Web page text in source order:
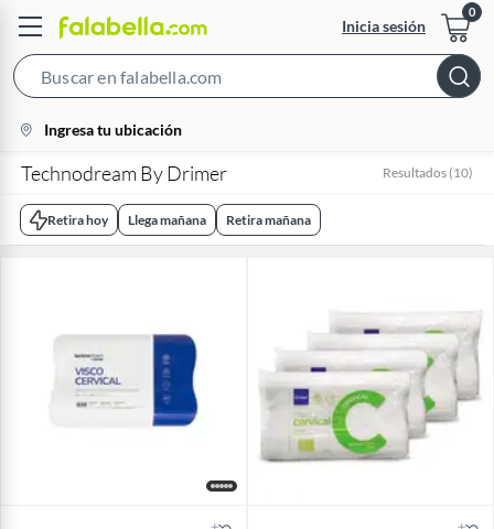
Inicia sesión
Bar
location-
icon
Ingresa tu ubicación
Technodream By Drimer Resultados (10)
Retira hoy Llega mañana Retira mañana